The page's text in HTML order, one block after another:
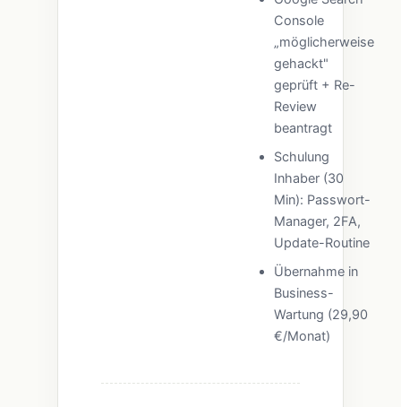
Console
„möglicherweise
gehackt"
geprüft + Re-
Review
beantragt
Schulung
Inhaber (30
Min): Passwort-
Manager, 2FA,
Update-Routine
Übernahme in
Business-
Wartung (29,90
€/Monat)